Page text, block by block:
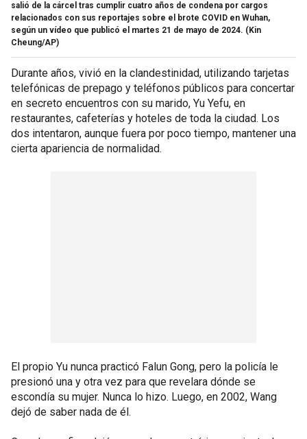
salió de la cárcel tras cumplir cuatro años de condena por cargos
relacionados con sus reportajes sobre el brote COVID en Wuhan,
según un vídeo que publicó el martes 21 de mayo de 2024. (Kin
Cheung/AP)
Durante años, vivió en la clandestinidad, utilizando tarjetas
telefónicas de prepago y teléfonos públicos para concertar
en secreto encuentros con su marido, Yu Yefu, en
restaurantes, cafeterías y hoteles de toda la ciudad. Los
dos intentaron, aunque fuera por poco tiempo, mantener una
cierta apariencia de normalidad.
El propio Yu nunca practicó Falun Gong, pero la policía le
presionó una y otra vez para que revelara dónde se
escondía su mujer. Nunca lo hizo. Luego, en 2002, Wang
dejó de saber nada de él.